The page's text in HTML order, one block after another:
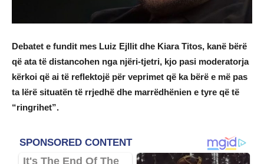
Debatet e fundit mes Luiz Ejllit dhe Kiara Titos, kanë bërë
që ata të distancohen nga njëri-tjetri, kjo pasi moderatorja
kërkoi që ai të reflektojë për veprimet që ka bërë e më pas
ta lërë situatën të rrjedhë dhe marrëdhënien e tyre që të
“ringrihet”.